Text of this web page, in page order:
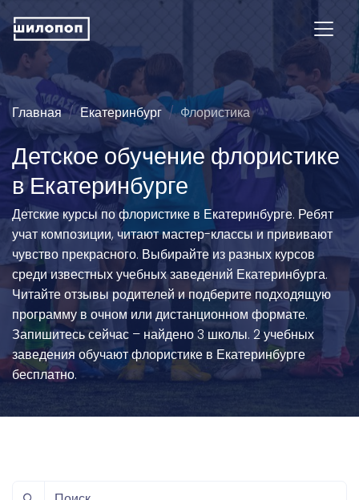
Главная Екатеринбург Флористика
Детское обучение флористике
в Екатеринбурге
Детские курсы по флористике в Екатеринбурге. Ребят
учат композиции, читают мастер-классы и прививают
чувство прекрасного. Выбирайте из разных курсов
среди известных учебных заведений Екатеринбурга.
Читайте отзывы родителей и подберите подходящую
программу в очном или дистанционном формате.
Запишитесь сейчас – найдено 3 школы. 2 учебных
заведения обучают флористике в Екатеринбурге
бесплатно.